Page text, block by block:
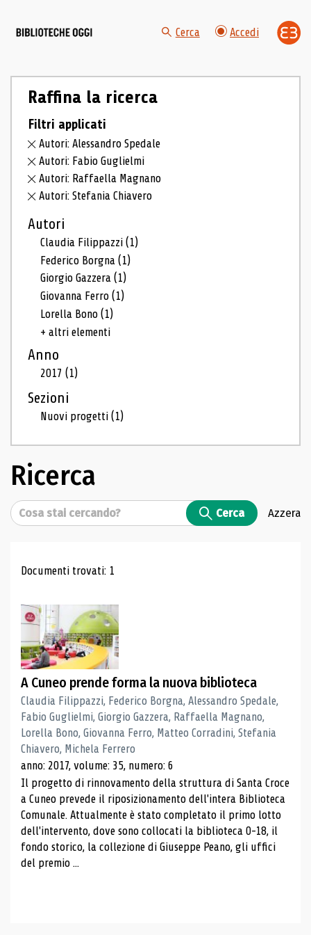
Cerca Accedi
Raffina la ricerca
Filtri applicati
Autori: Alessandro Spedale
Autori: Fabio Guglielmi
Autori: Raffaella Magnano
Autori: Stefania Chiavero
Autori
Claudia Filippazzi(1)
Federico Borgna(1)
Giorgio Gazzera(1)
Giovanna Ferro(1)
Lorella Bono(1)
+ altri elementi
Anno
2017(1)
Sezioni
Nuovi progetti(1)
Ricerca
Cerca Cerca Azzera
Risultati di ricerca
Documenti trovati: 1
A Cuneo prende forma la nuova biblioteca
Claudia Filippazzi, Federico Borgna, Alessandro Spedale,
Fabio Guglielmi, Giorgio Gazzera, Raffaella Magnano,
Lorella Bono, Giovanna Ferro, Matteo Corradini, Stefania
Chiavero, Michela Ferrero
anno: 2017, volume: 35, numero: 6
Il progetto di rinnovamento della struttura di Santa Croce
a Cuneo prevede il riposizionamento dell'intera Biblioteca
Comunale. Attualmente è stato completato il primo lotto
dell'intervento, dove sono collocati la biblioteca 0-18, il
fondo storico, la collezione di Giuseppe Peano, gli uffici
del premio ...